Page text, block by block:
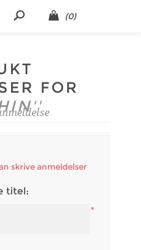
(0)
FOR
skrive anmeldelser
titel:
*